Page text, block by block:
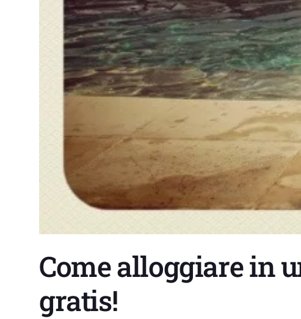
Come alloggiare in
gratis!